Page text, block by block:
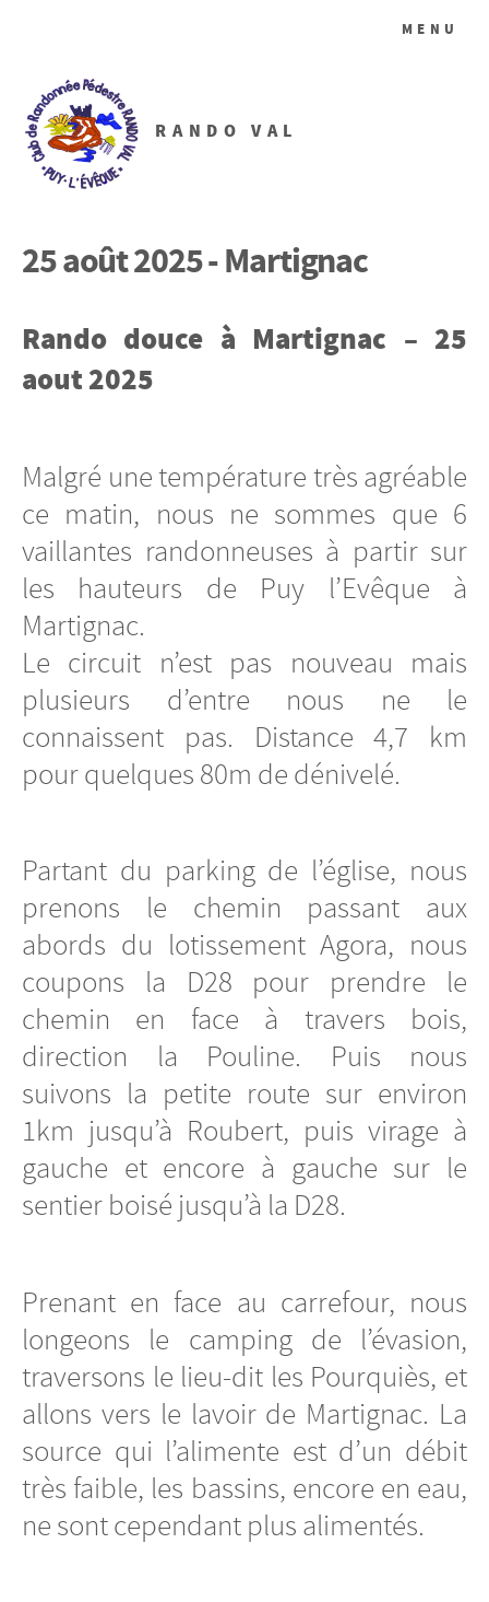
RANDO VAL
MENU
25 août 2025 - Martignac
Rando douce à Martignac – 25
aout 2025
Malgré une température très agréable
ce matin, nous ne sommes que 6
vaillantes randonneuses à partir sur
les hauteurs de Puy l’Evêque à
Martignac.
Le circuit n’est pas nouveau mais
plusieurs d’entre nous ne le
connaissent pas. Distance 4,7 km
pour quelques 80m de dénivelé.
Partant du parking de l’église, nous
prenons le chemin passant aux
abords du lotissement Agora, nous
coupons la D28 pour prendre le
chemin en face à travers bois,
direction la Pouline. Puis nous
suivons la petite route sur environ
1km jusqu’à Roubert, puis virage à
gauche et encore à gauche sur le
sentier boisé jusqu’à la D28.
Prenant en face au carrefour, nous
longeons le camping de l’évasion,
traversons le lieu-dit les Pourquiès, et
allons vers le lavoir de Martignac. La
source qui l’alimente est d’un débit
très faible, les bassins, encore en eau,
ne sont cependant plus alimentés.